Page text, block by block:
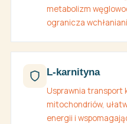
metabolizm
ogranicza
L-karnityna
Usprawnia transport
mitochondriów,
energii i